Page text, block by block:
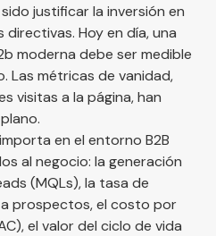
justificar la inversión en
Hoy en día, una
moderna debe ser medible
Las métricas de vanidad,
visitas a la página, han
en el entorno B2B
al negocio: la generación
(MQLs), la tasa de
prospectos, el costo por
el valor del ciclo de vida